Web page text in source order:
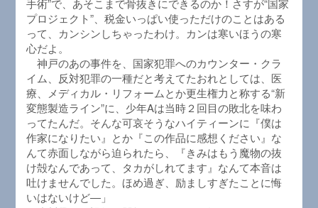
手術”で、あそこまで骨抜きにできるのか！さすが“国家
プロジェクト”、税金いっぱい使っただけのことはある
って、カンシンしちゃったわけ。カンは寒いほうの寒
心だよ。
神戸のあの事件を、国家犯罪へのカウンター・クラ
イム、反対犯罪の一種だと考えてたおれとしては、医
療、メディカル・リフォームとか更生権力と称する“新
変態製造ライン”に、少年Aは当時２回目の敗北を味わ
ってたんだ。そんな可哀そうなハイティーンに『僕は
作家になりたい』とか『この作品に感想ください』な
んて赤面しながら迫られたら、『きみはもう魔物の抜
け殻なんであって、タカがしれてます』なんて本音は
吐けませんでした。ほめ過ぎ、励ましすぎたことに悔
いはないけど―」